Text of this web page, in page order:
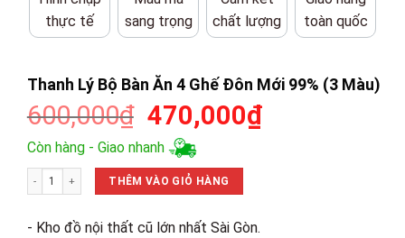
thực tế
sang trọng
chất lượng
toàn quốc
Thanh Lý Bộ Bàn Ăn 4 Ghế Đôn Mới 99% (3 Màu)
600,000₫ Giá
gốc
là:
600,000₫.
470,000₫Giá
Còn hàng - Giao nhanh
Thanh Lý Bộ Bàn Ăn 4 Ghế Đôn Mới 99% (3 Màu) số lượng
THÊM VÀO GIỎ HÀNG
- Kho đồ nội thất cũ lớn nhất Sài Gòn.